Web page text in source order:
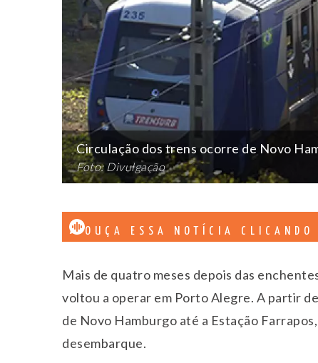
Circulação dos trens ocorre de Novo
Foto: Divulgação
OUÇA ESSA NOTÍCIA CLICANDO
Mais de quatro meses depois das
voltou a operar em Porto Alegre. A partir
de Novo Hamburgo até a Estação
desembarque.